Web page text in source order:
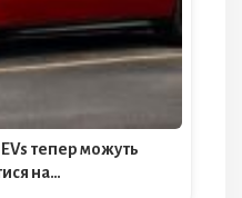
тепер можуть
на…